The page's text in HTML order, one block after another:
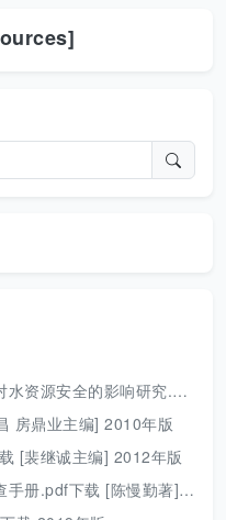
影响研究.pdf 胡光伟 著 2017年版
房鼎业主编] 2010年版
[裴继诚主编] 2012年版
下载 [陈慢勤著] 2010年版